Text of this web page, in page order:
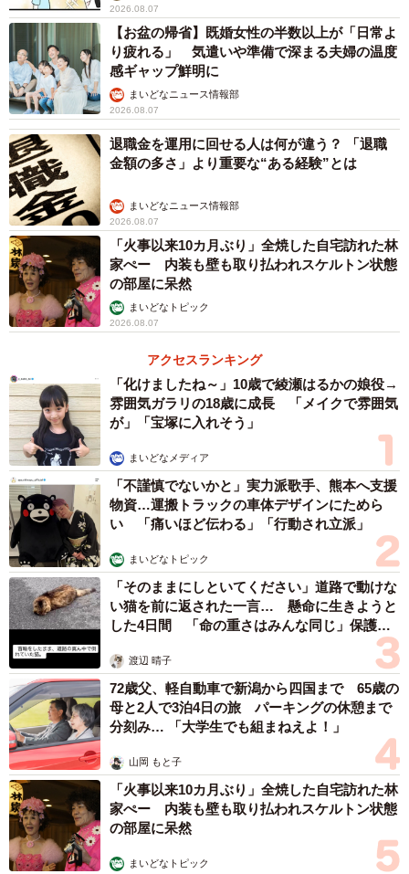
う遅い」（15.2％）といった心理的・身体的ハードルが加
齢によって大きく影響している可能性が示唆されました。
5/7
セルフケアの実施頻度（出典：キューサイ調べ）
また、運動や食事への意識など、「セルフケアの実施頻
度」を尋ねたところ、「人生初」に積極的に挑戦している
人の87.7％が「週1回以上」を実施していた一方で、非チャ
レンジ層では65.2％にとどまり、日常的にケアを行ってい
る層ほど、心理的・身体的ハードルを乗り越えて新しい挑
戦に前向きな傾向がうかがえました。
6/7
挑戦がもたらす心身への好影響（出典：キューサイ調べ）
2026.08.07
【お盆の帰省】既婚女性の半数以上が「日常よ
り疲れる」 気遣いや準備で深まる夫婦の温度
感ギャップ鮮明に
まいどなニュース情報部
2026.08.07
退職金を運用に回せる人は何が違う？ 「退職
金額の多さ」より重要な“ある経験”とは
まいどなニュース情報部
2026.08.07
「火事以来10カ月ぶり」全焼した自宅訪れた林
家ぺー 内装も壁も取り払われスケルトン状態
の部屋に呆然
まいどなトピック
2026.08.07
アクセスランキング
「化けましたね～」10歳で綾瀬はるかの娘役→
雰囲気ガラリの18歳に成長 「メイクで雰囲気
が」「宝塚に入れそう」
まいどなメディア
「不謹慎でないかと」実力派歌手、熊本へ支援
物資…運搬トラックの車体デザインにためら
い 「痛いほど伝わる」「行動され立派」
まいどなトピック
「そのままにしといてください」道路で動けな
い猫を前に返された一言… 懸命に生きようと
した4日間 「命の重さはみんな同じ」保護団
渡辺 晴子
72歳父、軽自動車で新潟から四国まで 65歳の
母と2人で3泊4日の旅 パーキングの休憩まで
分刻み… 「大学生でも組まねえよ！」
山岡 もと子
「火事以来10カ月ぶり」全焼した自宅訪れた林
家ぺー 内装も壁も取り払われスケルトン状態
の部屋に呆然
まいどなトピック